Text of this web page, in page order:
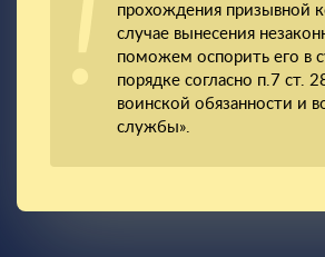
прохождения призывной
случае вынесения
поможем оспорить его в
порядке согласно п.7 ст.
воинской обязанности и
службы».